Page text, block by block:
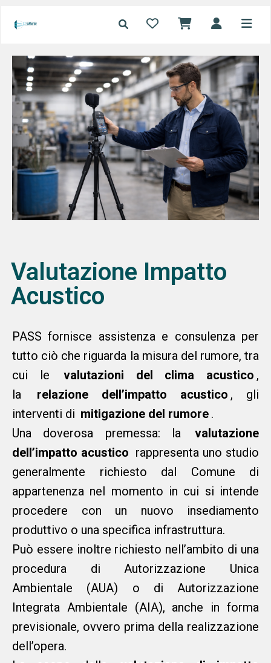
Valutazione Impatto
Acustico
PASS fornisce assistenza e consulenza per
tutto ciò che riguarda la misura del rumore, tra
cui le
valutazioni del clima acustico ,
la
relazione dell’impatto acustico , gli
interventi di mitigazione del rumore .
Una doverosa premessa: la
valutazione
dell’impatto acustico rappresenta uno studio
generalmente richiesto dal Comune di
appartenenza nel momento in cui si intende
procedere con un nuovo insediamento
produttivo o una specifica infrastruttura.
Può essere inoltre richiesto nell’ambito di una
procedura di Autorizzazione Unica
Ambientale (AUA) o di Autorizzazione
Integrata Ambientale (AIA), anche in forma
previsionale, ovvero prima della realizzazione
dell’opera.